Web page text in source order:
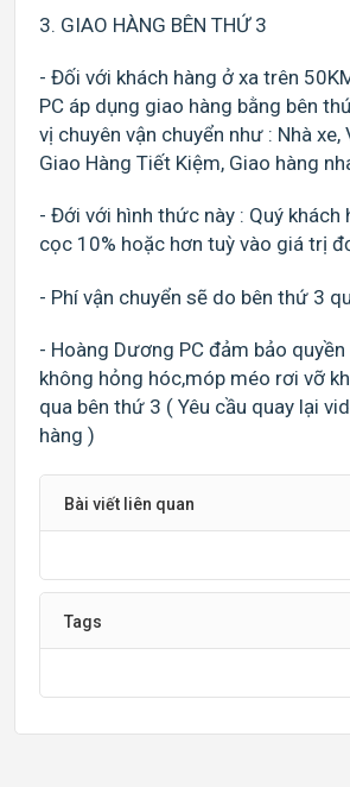
3. GIAO HÀNG BÊN THỨ 3
- Đối với khách hàng ở xa trên
PC áp dụng giao hàng bằng bên
vị chuyên vận chuyển như : Nhà
Giao Hàng Tiết Kiệm, Giao hàng
- Đới với hình thức này : Quý khách
cọc 10% hoặc hơn tuỳ vào giá trị
- Phí vận chuyển sẽ do bên thứ 3
- Hoàng Dương PC đảm bảo
không hỏng hóc,móp méo rơi vỡ
qua bên thứ 3 ( Yêu cầu quay lại
hàng )
Bài viết liên quan
Tags